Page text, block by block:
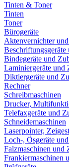
Tinten & Toner
Tinten
Toner
Bürogeräte
Aktenvernichter
Beschriftungsgeräte
Bindegeräte und
Laminiergeräte und
Diktiergeräte und
Rechner
Schreibmaschinen
Drucker,
Telefaxgeräte und
Schneidemaschinen
Laserpointer,
Loch-, Ösgeräte
Falzmaschinen und
Frankiermaschinen